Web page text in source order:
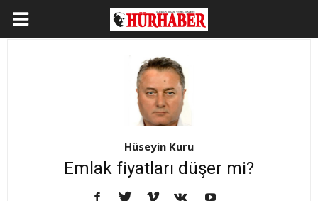
Hüseyin Kuru
Emlak fiyatları düşer mi?